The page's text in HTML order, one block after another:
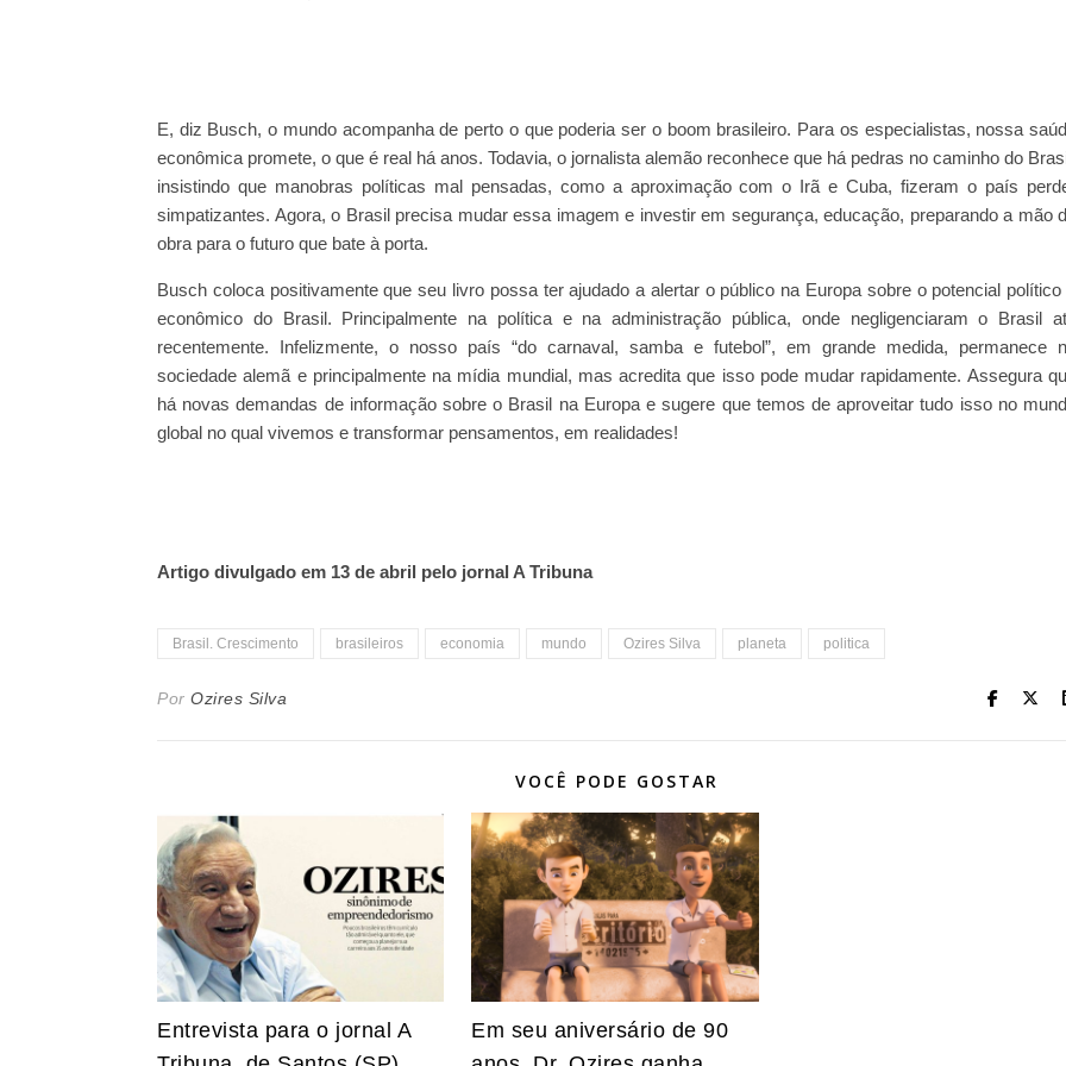
E, diz Busch, o mundo acompanha de perto o que poderia ser o boom brasileiro. Para os especialistas, nossa
econômica promete, o que é real há anos. Todavia, o jornalista alemão reconhece que há pedras no caminho do
insistindo que manobras políticas mal pensadas, como a aproximação com o Irã e Cuba, fizeram o país
simpatizantes. Agora, o Brasil precisa mudar essa imagem e investir em segurança, educação, preparando a mão
obra para o futuro que bate à porta.
Busch coloca positivamente que seu livro possa ter ajudado a alertar o público na Europa sobre o potencial político
econômico do Brasil. Principalmente na política e na administração pública, onde negligenciaram o Brasil
recentemente. Infelizmente, o nosso país “do carnaval, samba e futebol”, em grande medida, permanece
sociedade alemã e principalmente na mídia mundial, mas acredita que isso pode mudar rapidamente. Assegura
há novas demandas de informação sobre o Brasil na Europa e sugere que temos de aproveitar tudo isso no
global no qual vivemos e transformar pensamentos, em realidades!
Artigo divulgado em 13 de abril pelo jornal A Tribuna
Brasil. Crescimento brasileiros economia mundo Ozires Silva planeta politica
Por Ozires Silva
VOCÊ PODE GOSTAR
Entrevista para o jornal A
Em seu aniversário de 90